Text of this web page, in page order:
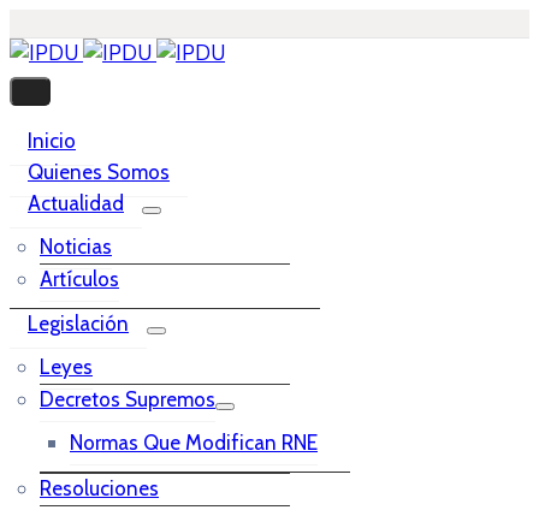
Inicio
Quienes Somos
Actualidad
Noticias
Artículos
Legislación
Leyes
Decretos Supremos
Normas Que Modifican RNE
Resoluciones